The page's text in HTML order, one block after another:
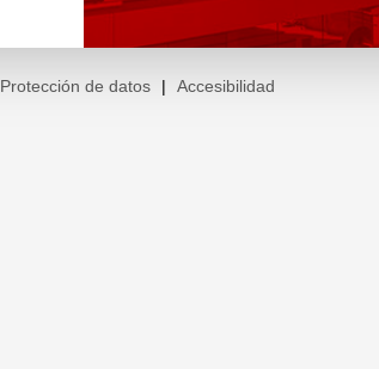
Protección de datos | Accesibilidad